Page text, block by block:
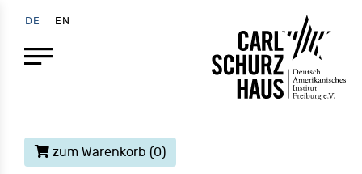
DE EN
zum Warenkorb (0)